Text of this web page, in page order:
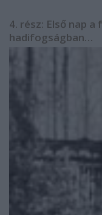
4. rész: Első nap
hadifogságban…